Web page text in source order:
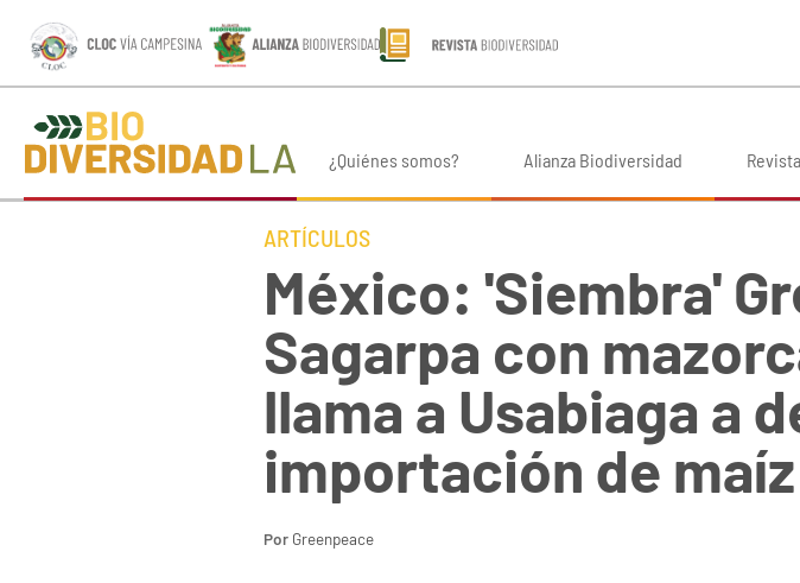
¿Quiénes somos? Alianza Biodiversidad
ARTÍCULOS
México: 'Siembra'
Sagarpa con
llama a Usabiaga a
importación de
Por Greenpeace